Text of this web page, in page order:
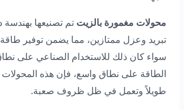
محولات مغمورة بالزيت تم تصنيعها بهندسة
تبريد وعزل ممتازين، مما يضمن توفير طاقة
سواء كان ذلك للاستخدام الصناعي على
الطاقة على نطاق واسع، فإن هذه
طويلاً وتعمل في ظل ظروف صعبة.